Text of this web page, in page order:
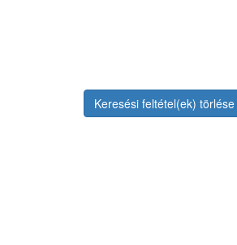
Keresési feltétel(ek) törlése